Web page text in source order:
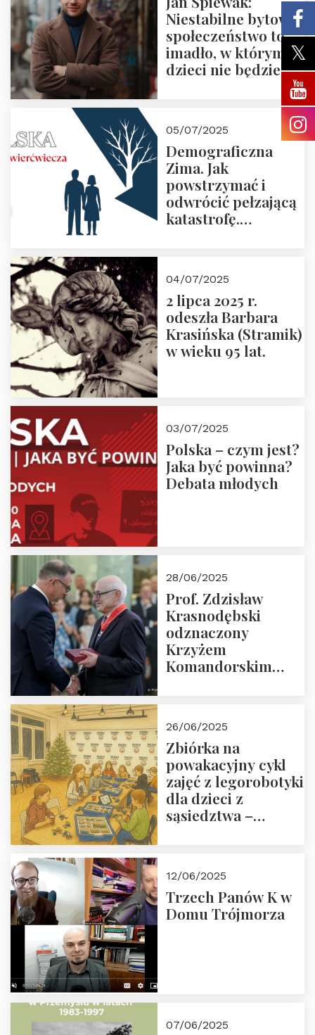
Niestabilne bytowo
społeczeństwo to
imadło, w którym
dzieci nie będzie
05/07/2025
Demograficzna
Zima. Jak
powstrzymać i
odwrócić pełzającą
katastrofę.
Nowego
Ćwierćwiecza”
04/07/2025
2 lipca 2025 r.
odeszła Barbara
Krasińska (Stramik)
w wieku 95 lat.
03/07/2025
Polska – czym jest?
Jaka być powinna?
Debata młodych
28/06/2025
Prof. Zdzisław
Krasnodębski
odznaczony
Krzyżem
Komandorskim
26/06/2025
Zbiórka na
powakacyjny cykl
zajęć z legorobotyki
dla dzieci z
sąsiedztwa –
Fundacji
12/06/2025
Trzech Panów K w
Domu Trójmorza
07/06/2025